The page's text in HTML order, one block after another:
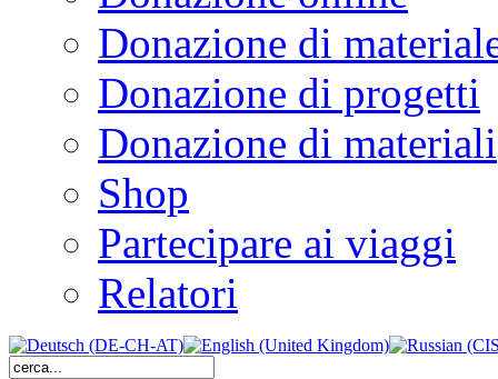
Donazione di
Donazione di progetti
Donazione di materiali
Shop
Partecipare ai viaggi
Relatori